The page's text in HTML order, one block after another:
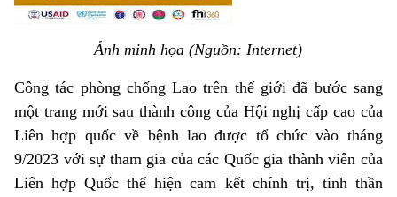
Ảnh minh họa (Nguồn: Internet)
Công tác phòng chống Lao trên thế giới đã bước sang
một trang mới sau thành công của Hội nghị cấp cao của
Liên hợp quốc về bệnh lao được tổ chức vào tháng
9/2023 với sự tham gia của các Quốc gia thành viên của
Liên hợp Quốc thể hiện cam kết chính trị, tinh thần